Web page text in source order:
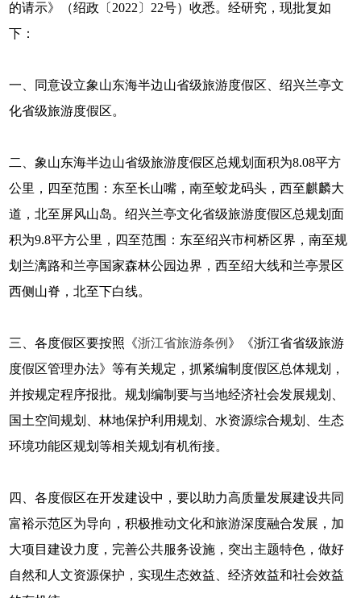
的请示》（绍政〔2022〕22号）收悉。经研究，现批复如
下：
一、同意设立象山东海半边山省级旅游度假区、绍兴兰亭文
化省级旅游度假区。
二、象山东海半边山省级旅游度假区总规划面积为8.08平方
公里，四至范围：东至长山嘴，南至蛟龙码头，西至麒麟大
道，北至屏风山岛。绍兴兰亭文化省级旅游度假区总规划面
积为9.8平方公里，四至范围：东至绍兴市柯桥区界，南至规
划兰漓路和兰亭国家森林公园边界，西至绍大线和兰亭景区
西侧山脊，北至下白线。
三、各度假区要按照《浙江省旅游条例 》《浙江省省级旅游
度假区管理办法》等有关规定，抓紧编制度假区总体规划，
并按规定程序报批。规划编制要与当地经济社会发展规划、
国土空间规划、林地保护利用规划、水资源综合规划、生态
环境功能区规划等相关规划有机衔接。
四、各度假区在开发建设中，要以助力高质量发展建设共同
富裕示范区为导向，积极推动文化和旅游深度融合发展，加
大项目建设力度，完善公共服务设施，突出主题特色，做好
自然和人文资源保护，实现生态效益、经济效益和社会效益